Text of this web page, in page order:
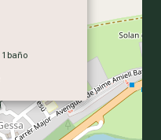
1 baño